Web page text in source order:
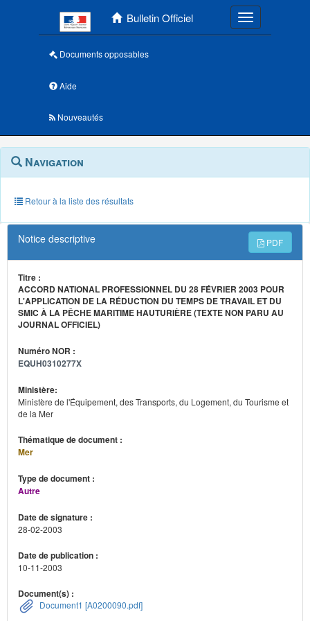
Bulletin Officiel Toggle
Documents opposables
Aide
Nouveautés
Navigation
outils
annexes
Menu
contextuel
Navigation
Retour à la liste des résultats
Notice descriptive PDF
Titre :
ACCORD NATIONAL PROFESSIONNEL DU 28 FÉVRIER 2003 POUR
L'APPLICATION DE LA RÉDUCTION DU TEMPS DE TRAVAIL ET DU
SMIC À LA PÊCHE MARITIME HAUTURIÈRE (TEXTE NON PARU AU
JOURNAL OFFICIEL)
Numéro NOR :
EQUH0310277X
Ministère:
Ministère de l'Équipement, des Transports, du Logement, du Tourisme et
de la Mer
Thématique de document :
Mer
Type de document :
Autre
Date de signature :
28-02-2003
Date de publication :
10-11-2003
Document(s) :
Document1 [A0200090.pdf]